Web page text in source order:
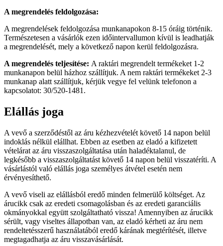
A megrendelés feldolgozása:
A megrendelések feldolgozása munkanapokon 8-15 óráig történik.
Természetesen a vásárlók ezen időintervallumon kívül is leadhatják
a megrendelését, mely a következő napon kerül feldolgozásra.
A megrendelés teljesítése: A raktári megrendelt termékeket 1-2
munkanapon belül házhoz szállítjuk. A nem raktári termékeket 2-3
munkanap alatt szállítjuk, kérjük vegye fel velünk telefonon a
kapcsolatot: 30/520-1481.
Elállás joga
A vevő a szerződéstől az áru kézhezvételét követő 14 napon belül
indoklás nélkül elállhat. Ebben az esetben az eladó a kifizetett
vételárat az áru visszaszolgáltatása után haladéktalanul, de
legkésőbb a visszaszolgáltatást követő 14 napon belül visszatéríti. A
vásárlástól való elállás joga személyes átvétel esetén nem
érvényesíthető.
A vevő viseli az elállásból eredő minden felmerülő költséget. Az
árucikk csak az eredeti csomagolásban és az eredeti garanciális
okmányokkal együtt szolgáltatható vissza! Amennyiben az árucikk
sérült, vagy viseltes állapotban van, az eladó kérheti az áru nem
rendeltetésszerű használatából eredő kárának megtérítését, illetve
megtagadhatja az áru visszavásárlását.